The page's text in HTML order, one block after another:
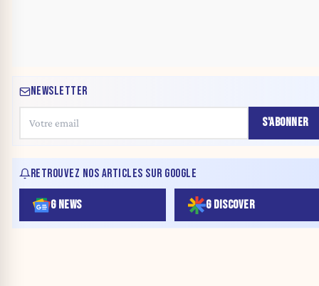
NEWSLETTER
S'ABONNER
RETROUVEZ NOS ARTICLES SUR GOOGLE
G NEWS G DISCOVER